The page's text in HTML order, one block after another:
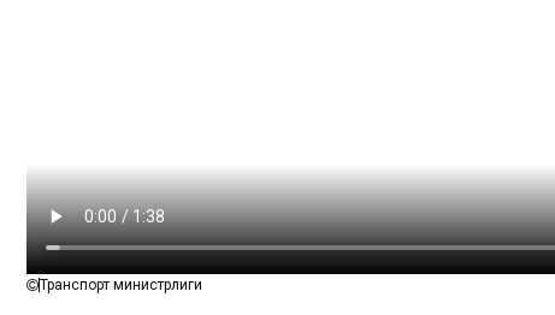
Транспорт министрлиги